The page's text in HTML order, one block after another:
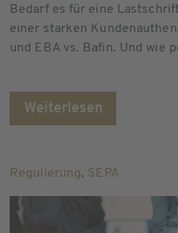
Bedarf es für eine
einer starken
und EBA vs. Bafin. Und wie
Weiterlesen
Regulierung, SEPA